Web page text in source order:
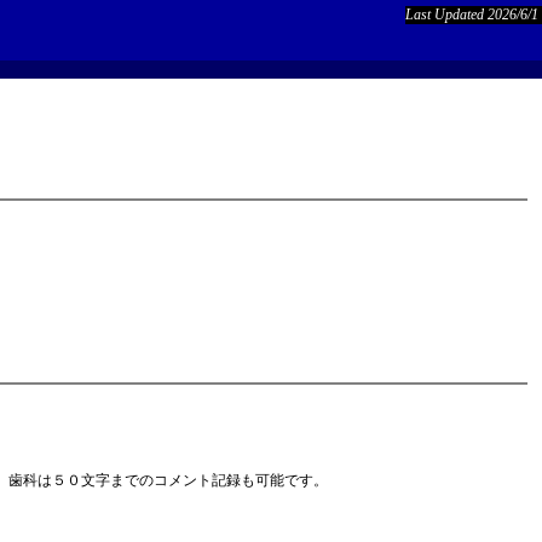
Last Updated 2026/6/1
科は５０文字までのコメント記録も可能です。